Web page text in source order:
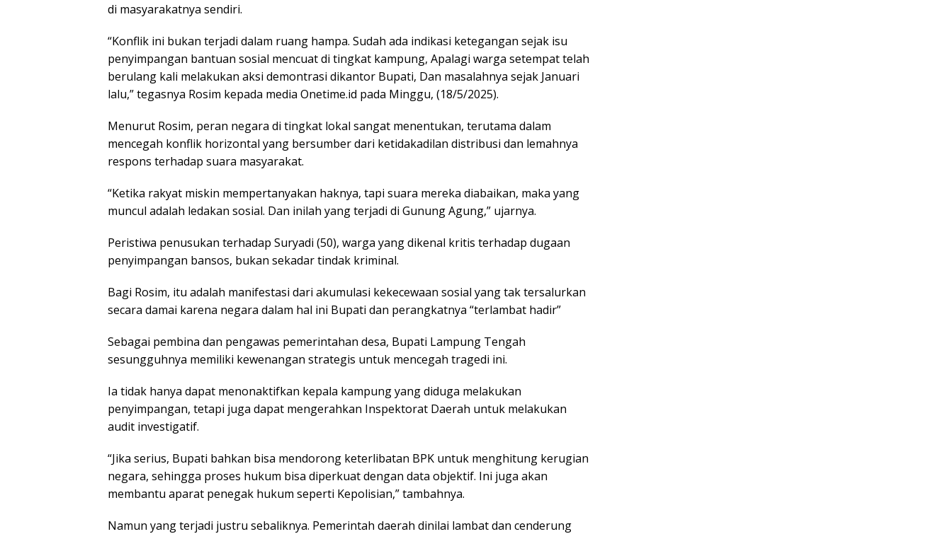
di masyarakatnya sendiri.
“Konflik ini bukan terjadi dalam ruang hampa. Sudah ada indikasi ketegangan sejak isu
penyimpangan bantuan sosial mencuat di tingkat kampung, Apalagi warga setempat telah
berulang kali melakukan aksi demontrasi dikantor Bupati, Dan masalahnya sejak Januari
lalu,” tegasnya Rosim kepada media Onetime.id pada Minggu, (18/5/2025).
Menurut Rosim, peran negara di tingkat lokal sangat menentukan, terutama dalam
mencegah konflik horizontal yang bersumber dari ketidakadilan distribusi dan lemahnya
respons terhadap suara masyarakat.
“Ketika rakyat miskin mempertanyakan haknya, tapi suara mereka diabaikan, maka yang
muncul adalah ledakan sosial. Dan inilah yang terjadi di Gunung Agung,” ujarnya.
Peristiwa penusukan terhadap Suryadi (50), warga yang dikenal kritis terhadap dugaan
penyimpangan bansos, bukan sekadar tindak kriminal.
Bagi Rosim, itu adalah manifestasi dari akumulasi kekecewaan sosial yang tak tersalurkan
secara damai karena negara dalam hal ini Bupati dan perangkatnya “terlambat hadir”
Sebagai pembina dan pengawas pemerintahan desa, Bupati Lampung Tengah
sesungguhnya memiliki kewenangan strategis untuk mencegah tragedi ini.
Ia tidak hanya dapat menonaktifkan kepala kampung yang diduga melakukan
penyimpangan, tetapi juga dapat mengerahkan Inspektorat Daerah untuk melakukan
audit investigatif.
“Jika serius, Bupati bahkan bisa mendorong keterlibatan BPK untuk menghitung kerugian
negara, sehingga proses hukum bisa diperkuat dengan data objektif. Ini juga akan
membantu aparat penegak hukum seperti Kepolisian,” tambahnya.
Namun yang terjadi justru sebaliknya. Pemerintah daerah dinilai lambat dan cenderung